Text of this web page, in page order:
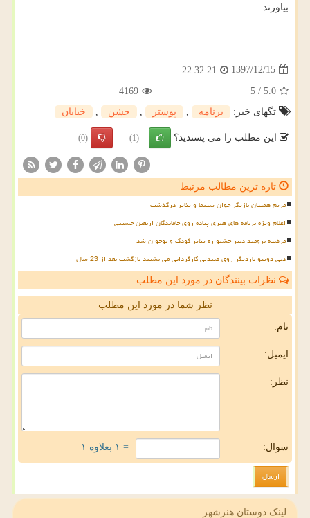
بیاورند.
1397/12/15
22:32:21
5.0
/
5
4169
تگهای خبر:
برنامه پوستر جشن خیابان
این مطلب را می پسندید؟ (1)
(0)
تازه ترین مطالب مرتبط
مریم همتیان بازیگر جوان سینما و تئاتر درگذشت
اعلام ویژه برنامه های هنری پیاده روی جاماندگان اربعین حسینی
مرضیه برومند دبیر جشنواره تئاتر کودک و نوجوان شد
دنی دویتو باردیگر روی صندلی کارگردانی می نشیند بازگشت بعد از 23 سال
نظرات بینندگان در مورد این مطلب
نظر شما در مورد این مطلب
نام:
ایمیل:
نظر:
سوال: = ۱ بعلاوه ۱
لینک دوستان هنرشهر